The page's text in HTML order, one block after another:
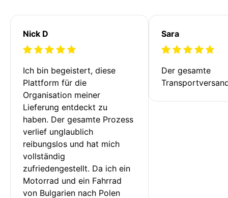
Nick D
Ich bin begeistert, diese
Plattform für die
Organisation meiner
Lieferung entdeckt zu
haben. Der gesamte Prozess
verlief unglaublich
reibungslos und hat mich
vollständig
zufriedengestellt. Da ich ein
Motorrad und ein Fahrrad
von Bulgarien nach Polen
Sara
Der gesamte